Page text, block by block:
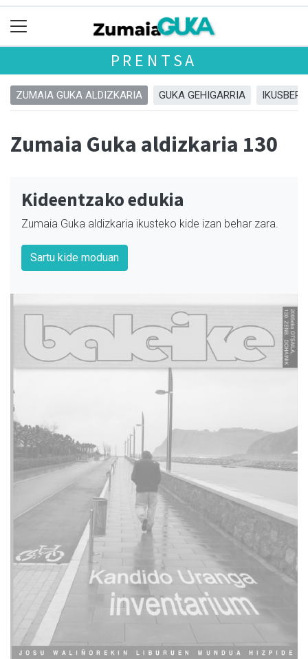
PRENTSA
ZUMAIA GUKA ALDIZKARIA GUKA GEHIGARRIA IKUSBERA
Zumaia Guka aldizkaria 130
Kideentzako edukia
Zumaia Guka aldizkaria ikusteko kide izan behar zara.
Sartu kide moduan